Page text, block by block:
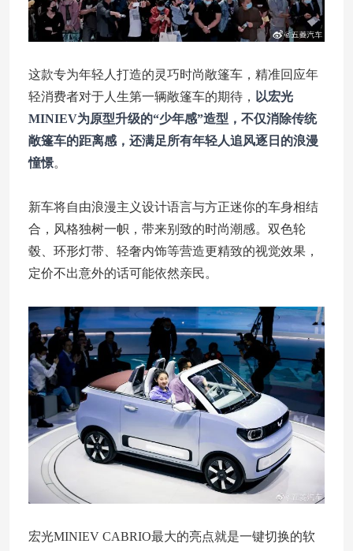
这款专为年轻人打造的灵巧时尚敞篷车，精准回应年
轻消费者对于人生第一辆敞篷车的期待， 以宏光
MINIEV为原型升级的“少年感”造型，不仅消除传统
敞篷车的距离感，还满足所有年轻人追风逐日的浪漫
憧憬。
新车将自由浪漫主义设计语言与方正迷你的车身相结
合，风格独树一帜，带来别致的时尚潮感。双色轮
毂、环形灯带、轻奢内饰等营造更精致的视觉效果，
定价不出意外的话可能依然亲民。
宏光MINIEV CABRIO最大的亮点就是一键切换的软